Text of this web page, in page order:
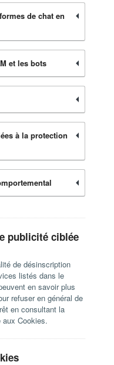
de chat en
et les bots
à la protection
publicité ciblée
de désinscription
listés dans le
en savoir plus
refuser en général de
en consultant la
aux Cookies.